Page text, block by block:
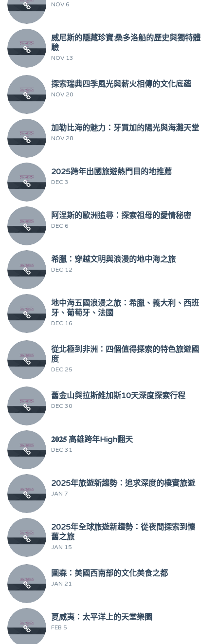
NOV 6
威尼斯的隱藏珍寶:桑多洛船的歷史與獨特體
驗
NOV 13
探索瑞典四季風光與薪火相傳的文化底蘊
NOV 20
加勒比海的魅力：牙買加的陽光與海灘天堂
NOV 28
2025跨年出國旅遊熱門目的地推薦
DEC 3
阿涅斯的歐洲追尋：探索祖母的愛情秘密
DEC 6
希臘：穿越文明與浪漫的地中海之旅
DEC 12
地中海五國浪漫之旅：希臘、義大利、西班
牙、葡萄牙、法國
DEC 16
從北極到非洲：四個值得探索的特色旅遊國
度
DEC 25
舊金山與拉斯維加斯10天深度探索行程
DEC 30
𝟐𝟎𝟐𝟓 高雄跨年High翻天
DEC 31
2025年旅遊新趨勢：追求深度的樸實旅遊
JAN 7
2025年全球旅遊新趨勢：從夜間探索到懷
舊之旅
JAN 15
圖森：美國西南部的文化美食之都
JAN 21
夏威夷：太平洋上的天堂樂園
FEB 5